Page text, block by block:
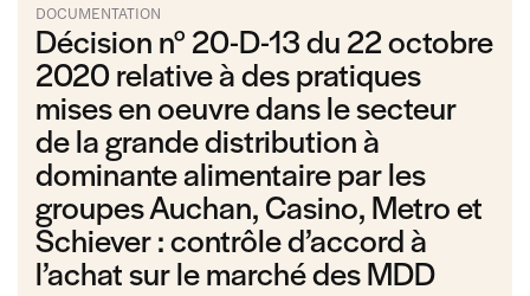
DOCUMENTATION
Décision n° 20-D-13 du 22 octobre
2020 relative à des pratiques
mises en oeuvre dans le secteur
de la grande distribution à
dominante alimentaire par les
groupes Auchan, Casino, Metro et
Schiever : contrôle d’accord à
l’achat sur le marché des MDD